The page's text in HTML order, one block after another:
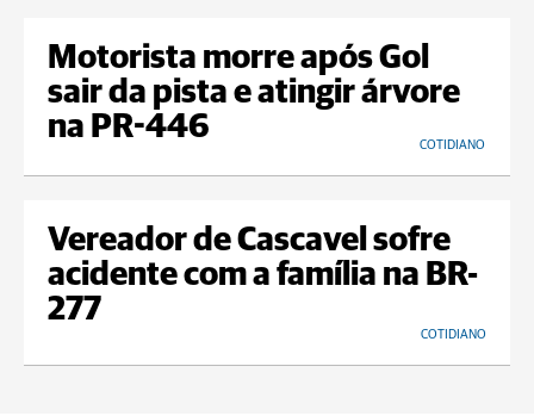
Motorista morre após Gol
sair da pista e atingir árvore
na PR-446
COTIDIANO
Vereador de Cascavel sofre
acidente com a família na BR-
277
COTIDIANO